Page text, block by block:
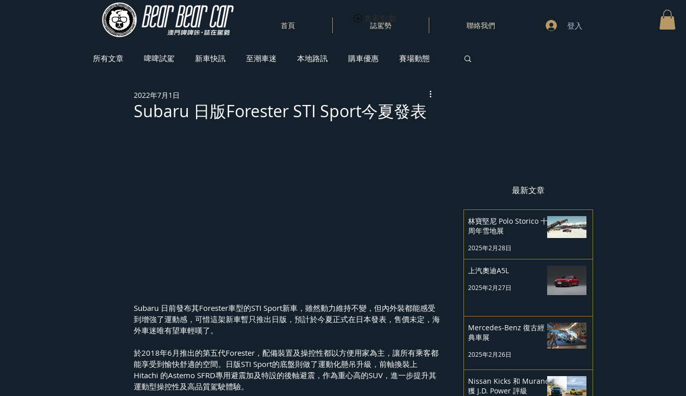
首頁 誌駕勢 聯絡我們 登入
查看點數
所有文章 啤啤試駕 新車快訊 至潮車迷 本地路訊 購車優惠 賽場動態
車展焦點
Subaru 日版Forester STI Sport今夏發表
2022年7月1日
Subaru 日前發布其Forester車型的STI Sport新車，雖然動力維持不變，但內外裝都能感受
到增強了運動感，可惜這架新車暫只推出日版，預計於今夏正式在日本發表，售價未定，海
外車迷唯有望車輕嘆了。
於2018年6月推出的第五代Forester，配備裝置及操控性都以方便用家為主，讓所有乘客都
能享受到愉快舒適的空間。日版STI Sport的底盤則做了運動化懸吊升級，前軸換裝上
Hitachi 的Astemo SFRD專用避震加及特設的後軸避震，作為重心高的SUV，進一步提升其
運動型操控性及高品質駕駛體驗。
最新文章
林寶堅尼 Polo Storico 十
周年雪地展
2025年2月28日
上汽奧迪A5L
2025年2月27日
Mercedes-Benz 復古經
典車展
2025年2月26日
Nissan Kicks 和 Murano
獲 J.D. Power 評級